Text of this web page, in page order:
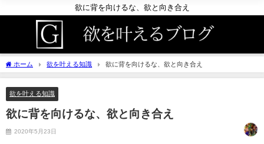
欲に背を向けるな、欲と向き合え
ホーム 欲を叶える知識 欲に背を向けるな、欲と向き合え
欲を叶える知識
欲に背を向けるな、欲と向き合え
2020年5月23日